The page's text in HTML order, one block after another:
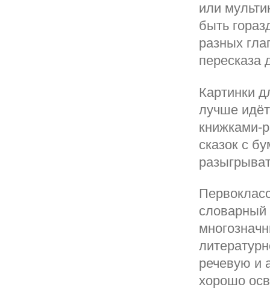
или
быть
разных
пересказа
Картинки
лучше
книжками-
сказок с
словарный
речевую и
хорошо